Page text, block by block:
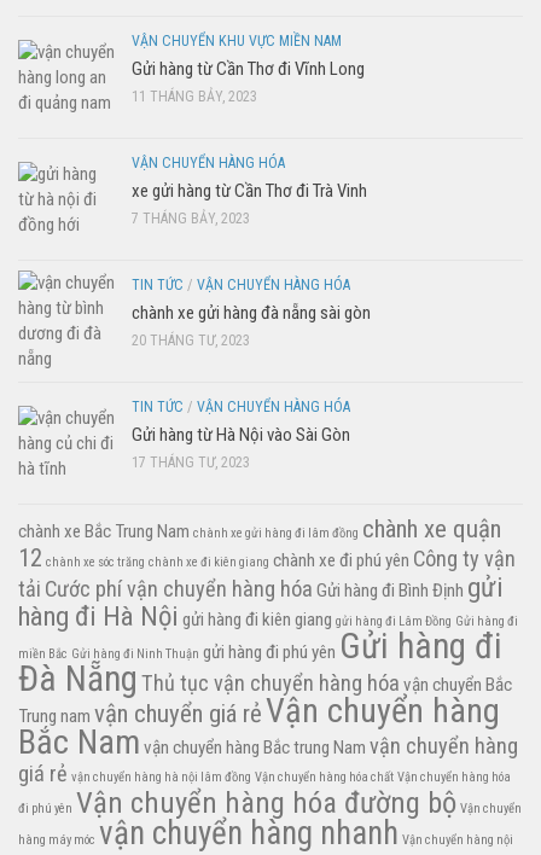
VẬN CHUYỂN KHU VỰC MIỀN NAM
Gửi hàng từ Cần Thơ đi Vĩnh Long
11 THÁNG BẢY, 2023
VẬN CHUYỂN HÀNG HÓA
xe gửi hàng từ Cần Thơ đi Trà Vinh
7 THÁNG BẢY, 2023
TIN TỨC / VẬN CHUYỂN HÀNG HÓA
chành xe gửi hàng đà nẵng sài gòn
20 THÁNG TƯ, 2023
TIN TỨC / VẬN CHUYỂN HÀNG HÓA
Gửi hàng từ Hà Nội vào Sài Gòn
17 THÁNG TƯ, 2023
chành xe Bắc Trung Nam chành xe gửi hàng đi lâm đồng chành xe quận
12 chành xe sóc trăng chành xe đi kiên giang chành xe đi phú yên Công ty vận
tải Cước phí vận chuyển hàng hóa Gửi hàng đi Bình Định gửi
hàng đi Hà Nội gửi hàng đi kiên giang gửi hàng đi Lâm Đồng Gửi hàng đi
miền Bắc Gửi hàng đi Ninh Thuận gửi hàng đi phú yên Gửi hàng đi
Đà Nẵng Thủ tục vận chuyển hàng hóa vận chuyển Bắc
Trung nam vận chuyển giá rẻVận chuyển hàng
Bắc Nam vận chuyển hàng Bắc trung Nam vận chuyển hàng
giá rẻ vận chuyển hàng hà nội lâm đồng Vận chuyển hàng hóa chất Vận chuyển hàng hóa
đi phú yên Vận chuyển hàng hóa đường bộ Vận chuyển
hàng máy móc vận chuyển hàng nhanh Vận chuyển hàng nội